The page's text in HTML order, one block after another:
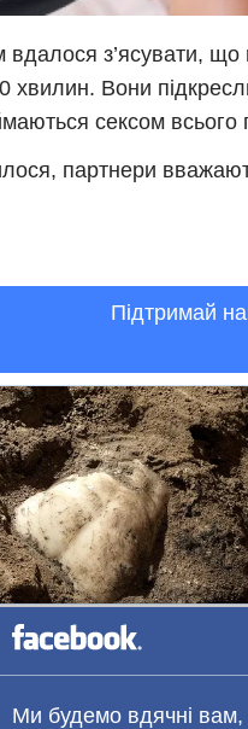
Ми будемо вдячні
вдалося з’ясувати,
хвилин. Вони
сексом
партнери
Підтримай
в групі